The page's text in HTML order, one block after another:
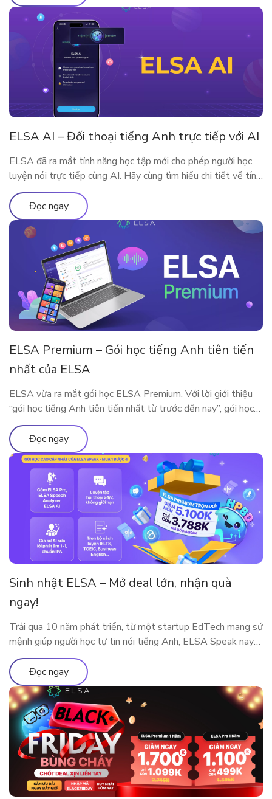
ELSA AI – Đối thoại tiếng Anh trực tiếp với AI
ELSA đã ra mắt tính năng học tập mới cho phép người học
luyện nói trực tiếp cùng AI. Hãy cùng tìm hiểu chi tiết về tính
năng qua bài viết
Đọc ngay
ELSA Premium – Gói học tiếng Anh tiên tiến
nhất của ELSA
ELSA vừa ra mắt gói học ELSA Premium. Với lời giới thiệu
“gói học tiếng Anh tiên tiến nhất từ trước đến nay”, gói học
này bao gồm những gì?
Đọc ngay
Sinh nhật ELSA – Mở deal lớn, nhận quà
ngay!
Trải qua 10 năm phát triển, từ một startup EdTech mang sứ
mệnh giúp người học tự tin nói tiếng Anh, ELSA Speak nay
đã trở thành nền tảng luyện phát âm và giao tiếp ứng dụng
AI được hàng triệu người dùng tại nhiều quốc gia tin tưởng
lựa chọn. Cột mốc 10 năm […]
Đọc ngay